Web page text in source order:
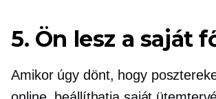
5. Ön lesz a saját
Amikor úgy dönt, hogy